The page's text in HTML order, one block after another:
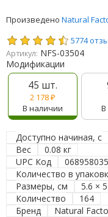
Произведено Natural
5774
Артикул: NFS-03504
Модификации
45 шт.
2 178₽
В наличии
В
Доступно начиная, с
Вес
0.08 кг
UPC Код
Количество в
Размеры, см
5.6 ×
Количество
164
Бренд
Natural